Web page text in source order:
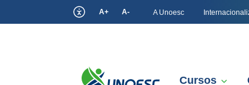
A+ A- A Unoesc
Cursos